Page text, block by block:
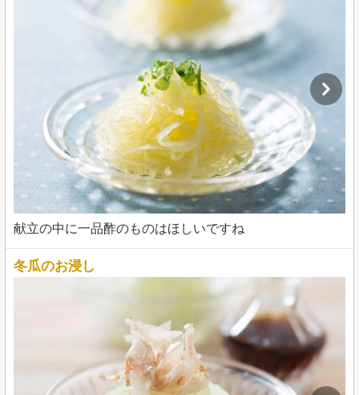
献立の中に一品酢のものはほしいですね
冬瓜のお浸し